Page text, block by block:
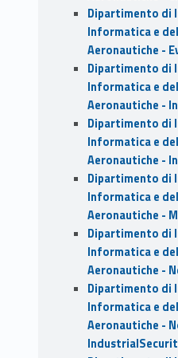
Dipartimento di
Informatica e
Aeronautiche -
Dipartimento di
Informatica e
Aeronautiche -
Dipartimento di
Informatica e
Aeronautiche -
Dipartimento di
Informatica e
Aeronautiche -
Dipartimento di
Informatica e
Aeronautiche -
Dipartimento di
Informatica e
Aeronautiche -